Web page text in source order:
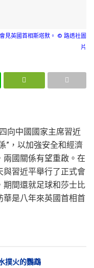
見英國首相斯塔默。 © 路透社圖
片
向中國國家主席習近
”，以加強安全和經濟
國關係有望重啟。在
與習近平舉行了正式會
期間還就足球和莎士比
華是八年來英國首相首
撲火的鸚鵡